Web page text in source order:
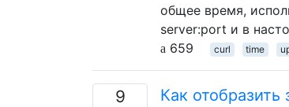
общее время,
server:port и в
659
curl time
9 Как